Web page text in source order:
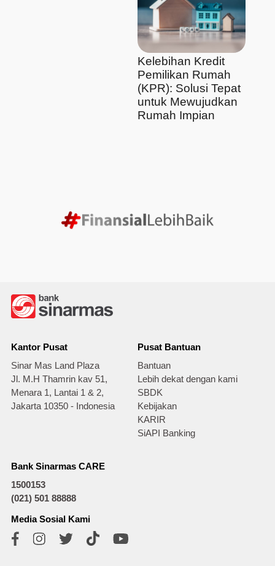
Kelebihan Kredit
Pemilikan Rumah
(KPR): Solusi Tepat
untuk Mewujudkan
Rumah Impian
Kantor Pusat
Sinar Mas Land Plaza
Jl. M.H Thamrin kav 51,
Menara 1, Lantai 1 & 2,
Jakarta 10350 - Indonesia
Pusat Bantuan
Bantuan
Lebih dekat dengan kami
SBDK
Kebijakan
KARIR
SiAPI Banking
Bank Sinarmas CARE
1500153
(021) 501 88888
Media Sosial Kami